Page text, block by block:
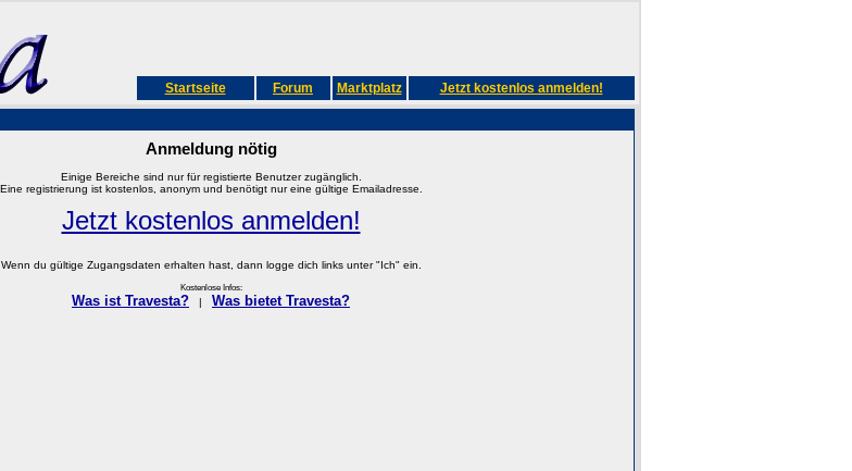
Startseite Forum Marktplatz Jetzt kostenlos anmelden!
Anmeldung nötig
Einige Bereiche sind nur für registierte Benutzer zugänglich.
Eine registrierung ist kostenlos, anonym und benötigt nur eine gültige Emailadresse.
Jetzt kostenlos anmelden!
Wenn du gültige Zugangsdaten erhalten hast, dann logge dich links unter "Ich" ein.
Kostenlose Infos:
Was ist Travesta? Was bietet Travesta?